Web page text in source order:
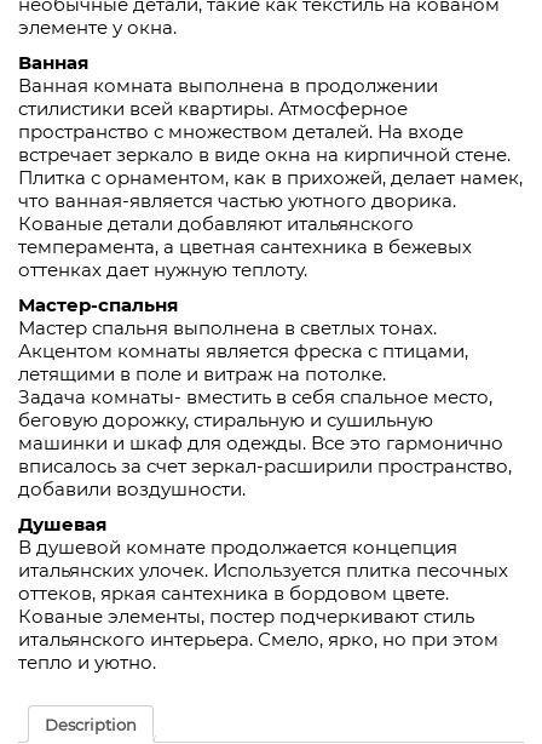
необычные детали, такие как текстиль на кованом
элементе у окна.
Ванная
Ванная комната выполнена в продолжении
стилистики всей квартиры. Атмосферное
пространство с множеством деталей. На входе
встречает зеркало в виде окна на кирпичной стене.
Плитка с орнаментом, как в прихожей, делает намек,
что ванная-является частью уютного дворика.
Кованые детали добавляют итальянского
темперамента, а цветная сантехника в бежевых
оттенках дает нужную теплоту.
Мастер-спальня
Мастер спальня выполнена в светлых тонах.
Акцентом комнаты является фреска с птицами,
летящими в поле и витраж на потолке.
Задача комнаты- вместить в себя спальное место,
беговую дорожку, стиральную и сушильную
машинки и шкаф для одежды. Все это гармонично
вписалось за счет зеркал-расширили пространство,
добавили воздушности.
Душевая
В душевой комнате продолжается концепция
итальянских улочек. Используется плитка песочных
оттеков, яркая сантехника в бордовом цвете.
Кованые элементы, постер подчеркивают стиль
итальянского интерьера. Смело, ярко, но при этом
тепло и уютно.
Description